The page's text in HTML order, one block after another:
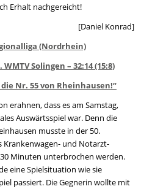
Erhalt nachgereicht!
[Daniel Konrad]
(Nordrhein)
Solingen – 32:14 (15:8)
Nr. 55 von Rheinhausen!“
erahnen, dass es am Samstag,
Auswärtsspiel war. Denn die
musste in der 50.
und Notarzt-
Minuten unterbrochen werden.
eine Spielsituation wie sie
passiert. Die Gegnerin wollte mit